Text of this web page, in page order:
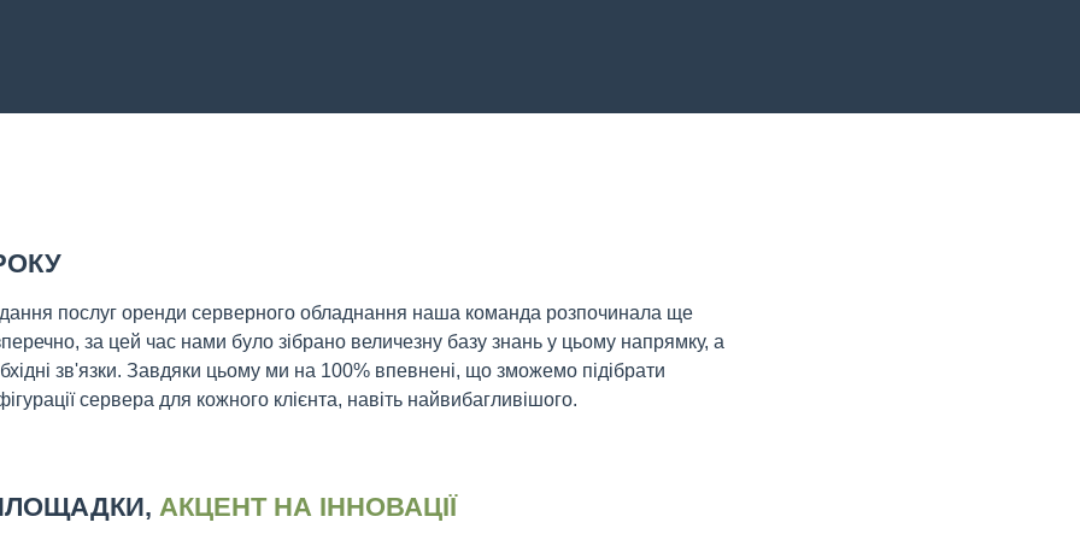
послуг оренди серверного обладнання наша команда розпочинала ще
за цей час нами було зібрано величезну базу знань у цьому напрямку, а
зв'язки. Завдяки цьому ми на 100% впевнені, що зможемо підібрати
сервера для кожного клієнта, навіть найвибагливішого.
АКЦЕНТ НА ІННОВАЦІЇ